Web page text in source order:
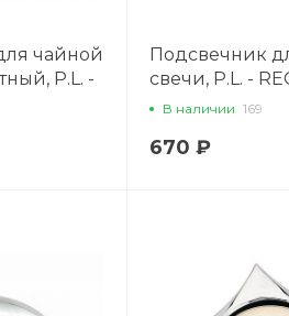
чайной
P.L. -
Подсвечник
свечи, P.L. -
В наличии 169
670 ₽